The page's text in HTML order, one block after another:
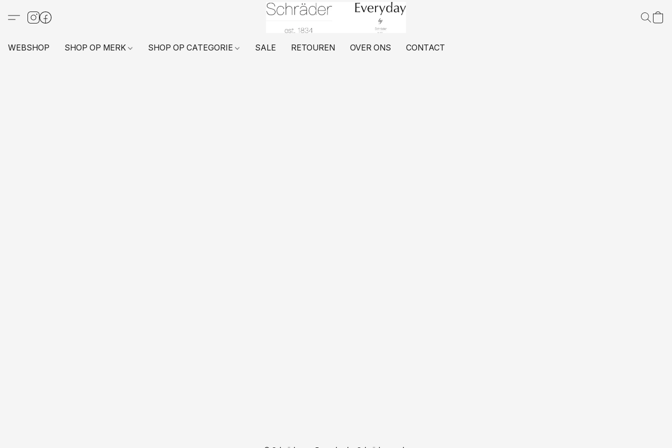
WEBSHOP SHOP OP MERK SHOP OP CATEGORIE SALE RETOUREN OVER ONS CONTACT